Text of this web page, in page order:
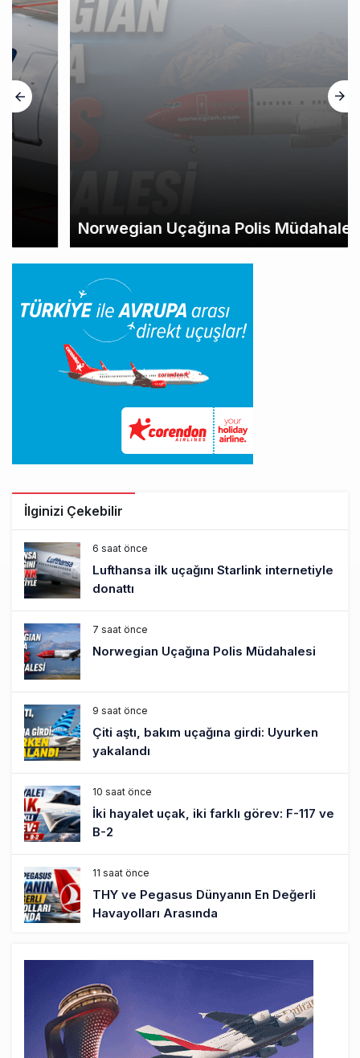
Norwegian Uçağına Polis Müdahalesi
İlginizi Çekebilir
6 saat önce
Lufthansa ilk uçağını Starlink internetiyle
donattı
7 saat önce
Norwegian Uçağına Polis Müdahalesi
9 saat önce
Çiti aştı, bakım uçağına girdi: Uyurken
yakalandı
10 saat önce
İki hayalet uçak, iki farklı görev: F-117 ve
B-2
11 saat önce
THY ve Pegasus Dünyanın En Değerli
Havayolları Arasında
Fly Baghdad ABD yaptırım listesinden
çıkarıldı
13 saat önce